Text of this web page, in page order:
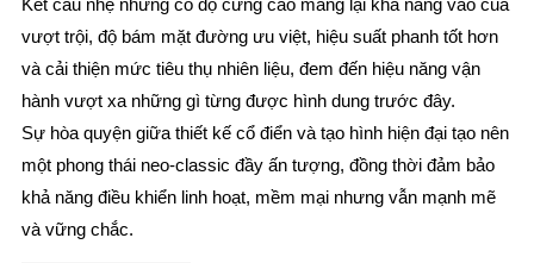
Kết cấu nhẹ nhưng có độ cứng cao mang lại khả năng vào cua
vượt trội, độ bám mặt đường ưu việt, hiệu suất phanh tốt hơn
và cải thiện mức tiêu thụ nhiên liệu, đem đến hiệu năng vận
hành vượt xa những gì từng được hình dung trước đây.
Sự hòa quyện giữa thiết kế cổ điển và tạo hình hiện đại tạo nên
một phong thái neo-classic đầy ấn tượng, đồng thời đảm bảo
khả năng điều khiển linh hoạt, mềm mại nhưng vẫn mạnh mẽ
và vững chắc.